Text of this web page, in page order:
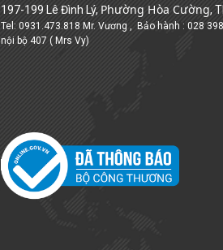
197-199 Lê Đình Lý, Phường Hòa Cường,
Tel: 0931.473.818 Mr. Vương , Bảo hành : 028
nội bộ 407 ( Mrs Vy)